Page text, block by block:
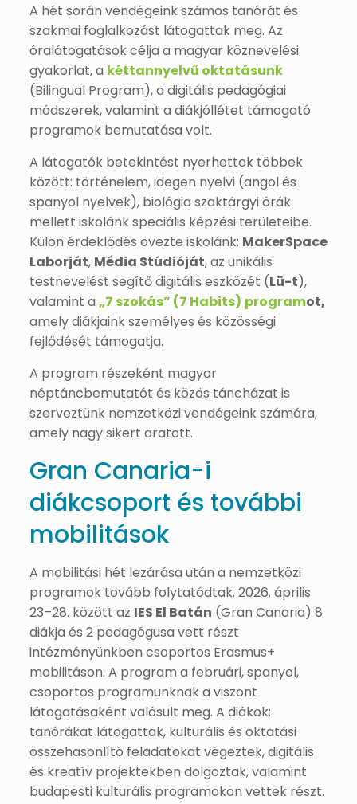
A hét során vendégeink számos tanórát és
szakmai foglalkozást látogattak meg. Az
óralátogatások célja a magyar köznevelési
gyakorlat, a kéttannyelvű oktatásunk
(Bilingual Program), a digitális pedagógiai
módszerek, valamint a diákjóllétet támogató
programok bemutatása volt.
A látogatók betekintést nyerhettek többek
között: történelem, idegen nyelvi (angol és
spanyol nyelvek), biológia szaktárgyi órák
mellett iskolánk speciális képzési területeibe.
Külön érdeklődés övezte iskolánk: MakerSpace
Laborját, Média Stúdióját, az unikális
testnevelést segítő digitális eszközét (Lü-t),
valamint a „7 szokás” (7 Habits) programot,
amely diákjaink személyes és közösségi
fejlődését támogatja.
A program részeként magyar
néptáncbemutatót és közös táncházat is
szerveztünk nemzetközi vendégeink számára,
amely nagy sikert aratott.
Gran Canaria-i
diákcsoport és további
mobilitások
A mobilitási hét lezárása után a nemzetközi
programok tovább folytatódtak. 2026. április
23–28. között az IES El Batán (Gran Canaria) 8
diákja és 2 pedagógusa vett részt
intézményünkben csoportos Erasmus+
mobilitáson. A program a februári, spanyol,
csoportos programunknak a viszont
látogatásaként valósult meg. A diákok:
tanórákat látogattak, kulturális és oktatási
összehasonlító feladatokat végeztek, digitális
és kreatív projektekben dolgoztak, valamint
budapesti kulturális programokon vettek részt.